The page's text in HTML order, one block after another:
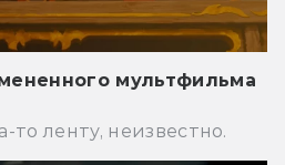
мультфильма
ленту, неизвестно.